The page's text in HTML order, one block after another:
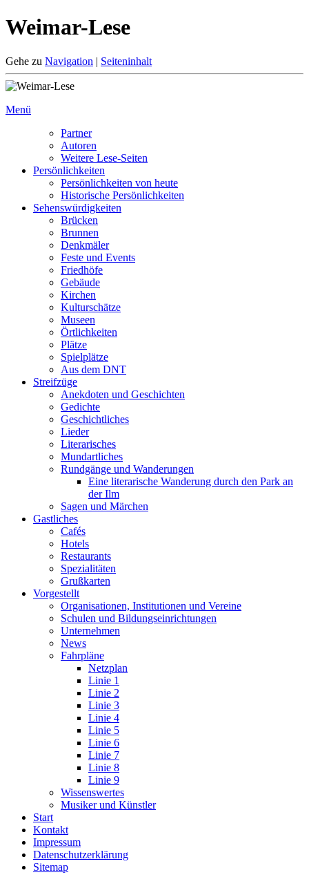
Weimar-Lese
Gehe zu Navigation | Seiteninhalt
Menü
Partner
Autoren
Weitere Lese-Seiten
Persönlichkeiten
Persönlichkeiten von heute
Historische Persönlichkeiten
Sehenswürdigkeiten
Brücken
Brunnen
Denkmäler
Feste und Events
Friedhöfe
Gebäude
Kirchen
Kulturschätze
Museen
Örtlichkeiten
Plätze
Spielplätze
Aus dem DNT
Streifzüge
Anekdoten und Geschichten
Gedichte
Geschichtliches
Lieder
Literarisches
Mundartliches
Rundgänge und Wanderungen
Eine literarische Wanderung durch den Park an
der Ilm
Sagen und Märchen
Gastliches
Cafés
Hotels
Restaurants
Spezialitäten
Grußkarten
Vorgestellt
Organisationen, Institutionen und Vereine
Schulen und Bildungseinrichtungen
Unternehmen
News
Fahrpläne
Netzplan
Linie 1
Linie 2
Linie 3
Linie 4
Linie 5
Linie 6
Linie 7
Linie 8
Linie 9
Wissenswertes
Musiker und Künstler
Start
Kontakt
Impressum
Datenschutz­erklärung
Sitemap